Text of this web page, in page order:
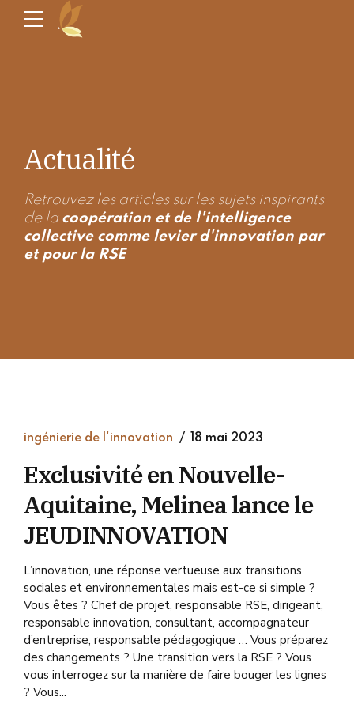
Actualité
Retrouvez les articles sur les sujets inspirants
de la coopération et de l'intelligence
collective comme levier d'innovation par
et pour la RSE
ingénierie de l'innovation 18 mai 2023
Exclusivité en Nouvelle-
Aquitaine, Melinea lance le
JEUDINNOVATION
L’innovation, une réponse vertueuse aux transitions
sociales et environnementales mais est-ce si simple ?
Vous êtes ? Chef de projet, responsable RSE, dirigeant,
responsable innovation, consultant, accompagnateur
d’entreprise, responsable pédagogique … Vous préparez
des changements ? Une transition vers la RSE ? Vous
vous interrogez sur la manière de faire bouger les lignes
? Vous...